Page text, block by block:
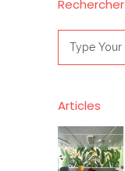
Rechercher
for:
Articles